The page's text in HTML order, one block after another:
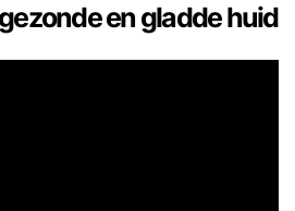
en gladde huid